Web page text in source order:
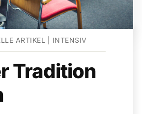
ARTIKEL INTENSIV
Tradition